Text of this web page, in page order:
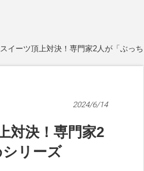
イーツ頂上対決！専門家2人が「ぶっ
2024/6/14
対決！専門家2
リーズ